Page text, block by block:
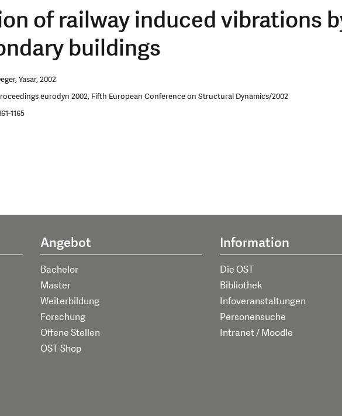
of railway induced vibrations
buildings
Yasar, 2002
eurodyn 2002, Fifth European Conference on Structural Dynamics/2002
1165
Angebot
Bachelor
Master
Weiterbildung
Forschung
Offene Stellen
OST-Shop
Information
Die OST
Bibliothek
Infoveranstaltungen
Personensuche
Intranet / Moodle